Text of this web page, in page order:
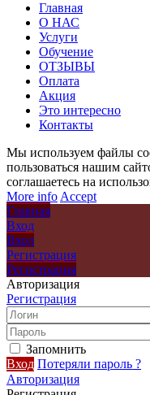
Главная
О НАС
Услуги
Обучение
ОТЗЫВЫ
Оплата
Акция
Это интересно
Контакты
Мы используем файлы
пользоваться нашим
соглашаетесь на
More info Accept
Главная
Вход
Вход
Регистрация
Регистрация
Авторизация
Регистрация
Запомнить
Вход Потеряли пароль ?
Авторизация